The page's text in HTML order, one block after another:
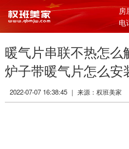
房
电
暖气片串联不热怎么
炉子带暖气片怎么安
2022-07-07 16:38:45 ｜ 来源： 权班美家